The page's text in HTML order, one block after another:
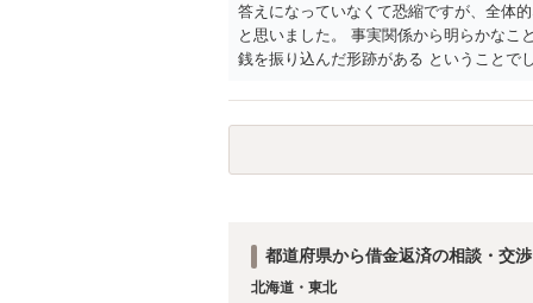
答えになっていなくて恐縮ですが、全体
と思いました。 事実関係から明らかなこ
銭を振り込んだ形跡がある ということで
あるといえそうなものはありませんでし
けではありません。 あなたが性行為をし
都道府県から借金返済の相談・交
北海道・東北